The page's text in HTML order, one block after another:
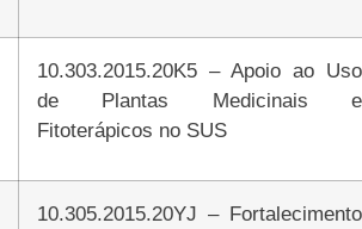
10.303.2015.20K5 – Apoio ao Uso
de Plantas Medicinais e
Fitoterápicos no SUS
10.305.2015.20YJ – Fortalecimento